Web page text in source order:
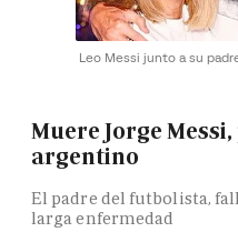
Leo Messi junto a su
Muere Jorge
argentino
El padre del futbolista,
larga enfermedad